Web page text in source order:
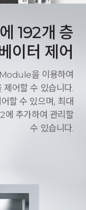
192개 층
이터 제어
을 이용하여
어할 수 있습니다.
할 수 있으며, 최대
추가하여 관리할
수 있습니다.